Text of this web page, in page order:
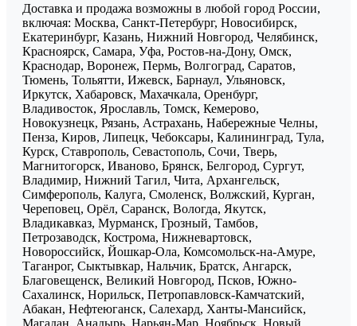
Доставка и продажа возможны в любой город России,
включая: Москва, Санкт-Петербург, Новосибирск,
Екатеринбург, Казань, Нижний Новгород, Челябинск,
Красноярск, Самара, Уфа, Ростов-на-Дону, Омск,
Краснодар, Воронеж, Пермь, Волгоград, Саратов,
Тюмень, Тольятти, Ижевск, Барнаул, Ульяновск,
Иркутск, Хабаровск, Махачкала, Оренбург,
Владивосток, Ярославль, Томск, Кемерово,
Новокузнецк, Рязань, Астрахань, Набережные Челны,
Пенза, Киров, Липецк, Чебоксары, Калининград, Тула,
Курск, Ставрополь, Севастополь, Сочи, Тверь,
Магнитогорск, Иваново, Брянск, Белгород, Сургут,
Владимир, Нижний Тагил, Чита, Архангельск,
Симферополь, Калуга, Смоленск, Волжский, Курган,
Череповец, Орёл, Саранск, Вологда, Якутск,
Владикавказ, Мурманск, Грозный, Тамбов,
Петрозаводск, Кострома, Нижневартовск,
Новороссийск, Йошкар-Ола, Комсомольск-на-Амуре,
Таганрог, Сыктывкар, Нальчик, Братск, Ангарск,
Благовещенск, Великий Новгород, Псков, Южно-
Сахалинск, Норильск, Петропавловск-Камчатский,
Абакан, Нефтеюганск, Салехард, Ханты-Мансийск,
Магадан, Анадырь, Нарьян-Мар, Ноябрьск, Новый